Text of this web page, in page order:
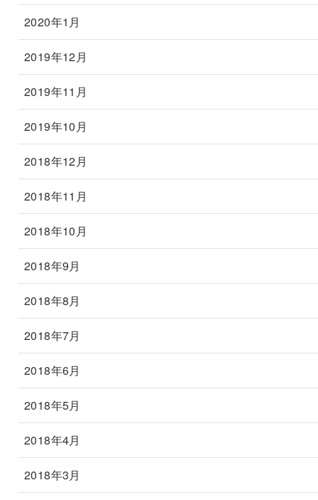
2020年1月
2019年12月
2019年11月
2019年10月
2018年12月
2018年11月
2018年10月
2018年9月
2018年8月
2018年7月
2018年6月
2018年5月
2018年4月
2018年3月